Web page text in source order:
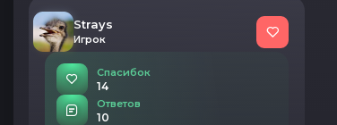
Strays
Игрок
Спасибок
14
Ответов
10